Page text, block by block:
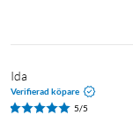
Ida
Verifierad köpare
5/5